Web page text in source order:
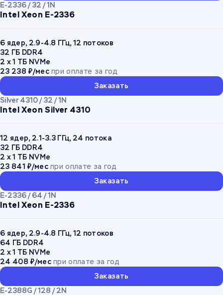
E-2336 / 32 / 1N
Intel Xeon E-2336
6 ядер, 2.9-4.8 ГГц, 12 потоков
32 ГБ DDR4
2 x 1 ТБ NVMe
23 238 ₽/мес при оплате за год
Заказать
Silver 4310 / 32 / 1N
Intel Xeon Silver 4310
12 ядер, 2.1-3.3 ГГц, 24 потока
32 ГБ DDR4
2 x 1 ТБ NVMe
23 841 ₽/мес при оплате за год
Заказать
E-2336 / 64 / 1N
Intel Xeon E-2336
6 ядер, 2.9-4.8 ГГц, 12 потоков
64 ГБ DDR4
2 x 1 ТБ NVMe
24 408 ₽/мес при оплате за год
Заказать
E-2388G / 128 / 2N